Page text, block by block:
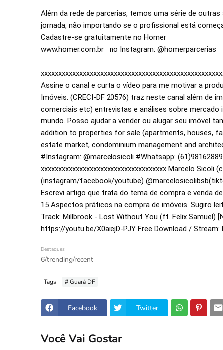
Além da rede de parcerias, temos uma série de
jornada, não importando se o profissional está
Cadastre-se gratuitamente no Homer
www.homer.com.br   no Instagram: @homerparcerias
Assine o canal e curta o vídeo para me motivar a
Imóveis. (CRECI-DF 20576) traz neste canal além de
comerciais etc) entrevistas e análises sobre
mundo. Posso ajudar a vender ou alugar seu imóvel
addition to properties for sale (apartments, houses,
estate market, condominium management and
#Instagram: @marcelosicoli #Whatsapp:
xxxxxxxxxxxxxxxxxxxxxxxxxxxxxxxxxxxx Marcelo
(instagram/facebook/youtube)
Escrevi artigo que trata do tema de compra e venda
15 Aspectos práticos na compra
https://youtu.be/X0aiejD-PJY Free Download / Stream:
Destaques
6/trending/recent
Tags # Guará DF
Facebook Twitter
Você Vai Gostar